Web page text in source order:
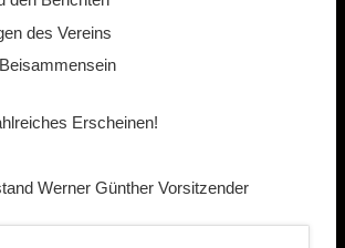
des Vereins
Erscheinen!
Werner Günther Vorsitzender